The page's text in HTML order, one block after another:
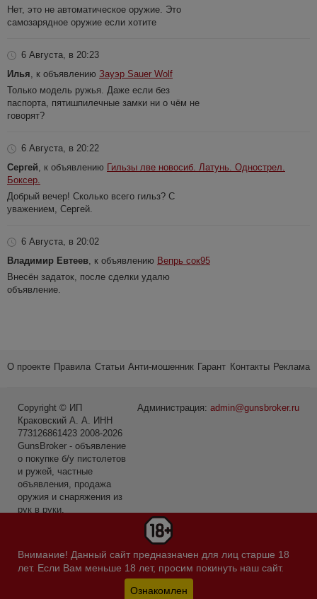
Нет, это не автоматическое оружие. Это
самозарядное оружие если хотите
6 Августа, в 20:23
Илья, к объявлению Зауэр Sauer Wolf
Только модель ружья. Даже если без
паспорта, пятишпилечные замки ни о чём не
говорят?
6 Августа, в 20:22
Сергей, к объявлению Гильзы лве новосиб. Латунь. Однострел.
Боксер.
Добрый вечер! Сколько всего гильз? С
уважением, Сергей.
6 Августа, в 20:02
Владимир Евтеев, к объявлению Вепрь сок95
Внесён задаток, после сделки удалю
объявление.
Внимание! Данный сайт предназначен для лиц старше 18
лет. Если Вам меньше 18 лет, просим покинуть наш сайт.
Ознакомлен
О проекте Правила Статьи Анти-мошенник Гарант Контакты Реклама
Администрация: admin@gunsbroker.ru
Copyright © ИП
Краковский А. А. ИНН
773126861423 2008-2026
GunsBroker - объявление
о покупке б/у пистолетов
и ружей, частные
объявления, продажа
оружия и снаряжения из
рук в руки.
и рыбалка по данным
Яндекс.Радар за